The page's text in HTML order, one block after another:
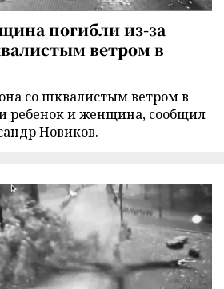
погибли из-за
ветром в
со шквалистым ветром в
ребенок и женщина, сообщил
Новиков.